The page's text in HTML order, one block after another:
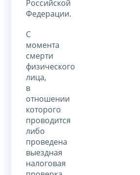
Российской
Федерации.
С
момента
смерти
физического
лица,
в
отношении
которого
проводится
либо
проведена
выездная
налоговая